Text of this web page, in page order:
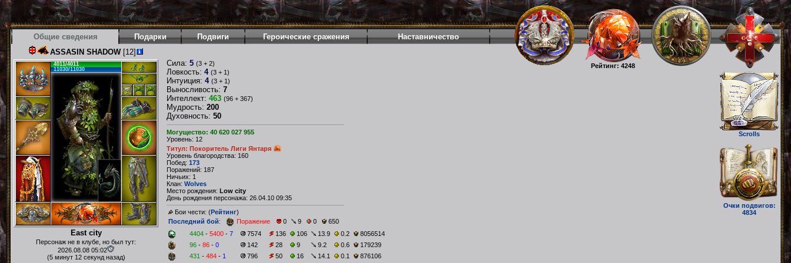
Рейтинг: 4248
Scrolls
Очки подвигов:
4834
Общие сведения Подарки Подвиги Героические сражения
Наставничество
ASSASIN SHADOW[12]
4011/4011
11030/11030
East city
Персонаж не в клубе, но был тут:
2026.08.08 05:02
(5 минут 12 секунд назад)
Сила: 5 (3 + 2)
Ловкость: 4 (3 + 1)
Интуиция: 4 (3 + 1)
Выносливость: 7
Интеллект: 463 (96 + 367)
Мудрость: 200
Духовность: 50
Могущество: 40 620 027 955
Уровень: 12
Титул: Покоритель Лиги Янтаря
Уровень благородства: 160
Побед: 173
Поражений: 187
Ничьих: 1
Клан: Wolves
Место рождения: Low city
День рождения персонажа: 26.04.10 09:35
Бои чести: (Рейтинг)
Последний бой: Поражение 0 9 0
650
4404 - 5400 - 7 7574 136 106 13.9 0.2
8056514
96 - 86 - 0 142 28 9 9.2 0.6
179239
431 - 484 - 1 796 50 16 14.1 0.1 876106